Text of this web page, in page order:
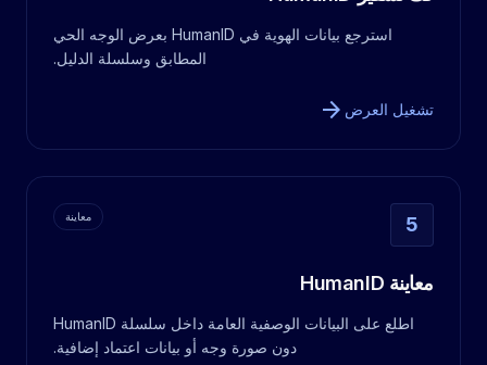
استرجع بيانات الهوية في HumanID بعرض الوجه الحي
المطابق وسلسلة الدليل.
تشغيل العرض arrow_forward
5 معاينة
معاينة HumanID
اطلع على البيانات الوصفية العامة داخل سلسلة HumanID
دون صورة وجه أو بيانات اعتماد إضافية.